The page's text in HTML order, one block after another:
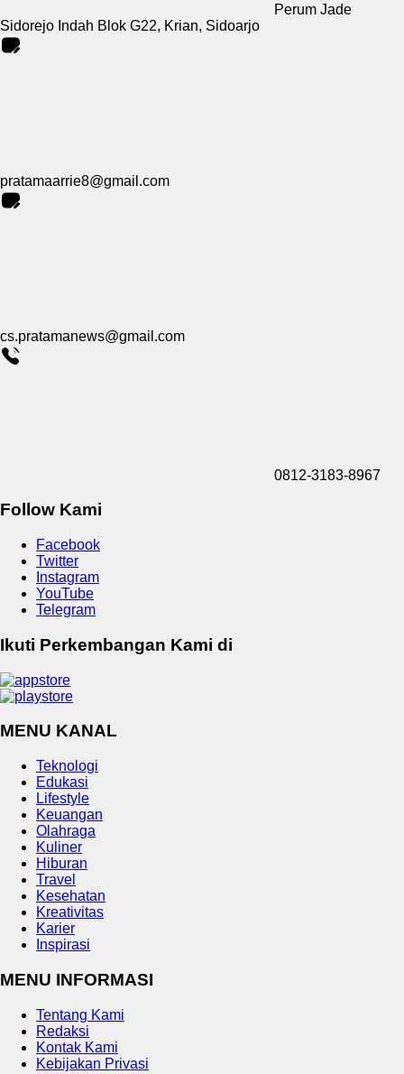
Perum Jade
Sidorejo Indah Blok G22, Krian, Sidoarjo
pratamaarrie8@gmail.com
cs.pratamanews@gmail.com
0812-3183-8967
Follow Kami
Facebook
Twitter
Instagram
YouTube
Telegram
Ikuti Perkembangan Kami di
MENU KANAL
Teknologi
Edukasi
Lifestyle
Keuangan
Olahraga
Kuliner
Hiburan
Travel
Kesehatan
Kreativitas
Karier
Inspirasi
MENU INFORMASI
Tentang Kami
Redaksi
Kontak Kami
Kebijakan Privasi